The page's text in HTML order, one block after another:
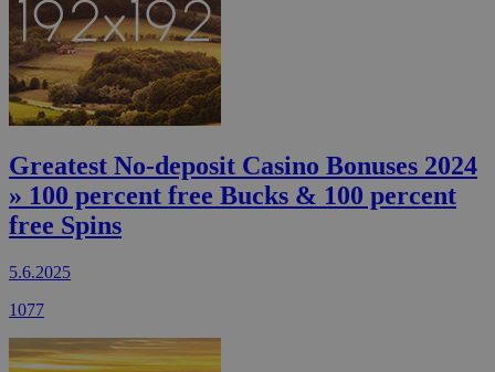
Greatest No-deposit Casino Bonuses 2024
» 100 percent free Bucks & 100 percent
free Spins
5.6.2025
1077